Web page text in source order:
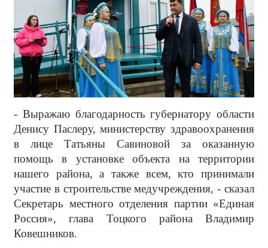
- Выражаю благодарность губернатору области
Денису Паслеру, министерству здравоохранения
в лице Татьяны Савиновой за оказанную
помощь в установке объекта на территории
нашего района, а также всем, кто принимали
участие в строительстве медучреждения, - сказал
Секретарь местного отделения партии «Единая
Россия», глава Тоцкого района Владимир
Ковешников.